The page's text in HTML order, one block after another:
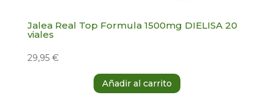
Jalea Real Top Formula 1500mg DIELISA 20
viales
29,95 €
Añadir al carrito